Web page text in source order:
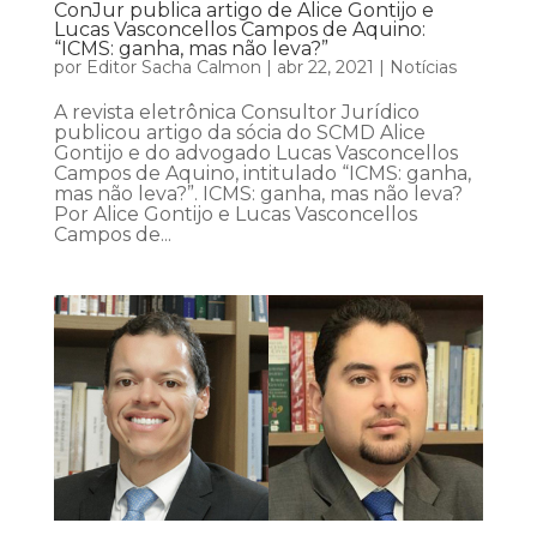
ConJur publica artigo de Alice Gontijo e
Lucas Vasconcellos Campos de Aquino:
“ICMS: ganha, mas não leva?”
por Editor Sacha Calmon | abr 22, 2021 | Notícias
A revista eletrônica Consultor Jurídico
publicou artigo da sócia do SCMD Alice
Gontijo e do advogado Lucas Vasconcellos
Campos de Aquino, intitulado “ICMS: ganha,
mas não leva?”. ICMS: ganha, mas não leva?
Por Alice Gontijo e Lucas Vasconcellos
Campos de...